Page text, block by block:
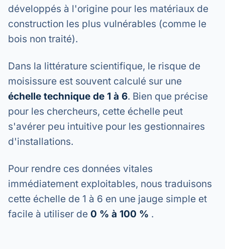
développés à l'origine pour les matériaux de
construction les plus vulnérables (comme le
bois non traité).
Dans la littérature scientifique, le risque de
moisissure est souvent calculé sur une
échelle technique de 1 à 6. Bien que précise
pour les chercheurs, cette échelle peut
s'avérer peu intuitive pour les gestionnaires
d'installations.
Pour rendre ces données vitales
immédiatement exploitables, nous traduisons
cette échelle de 1 à 6 en une jauge simple et
facile à utiliser de 0 % à 100 % .